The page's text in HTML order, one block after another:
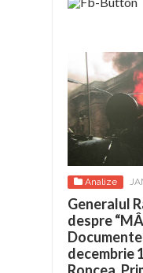
Analize
Generalul
despre
decembrie